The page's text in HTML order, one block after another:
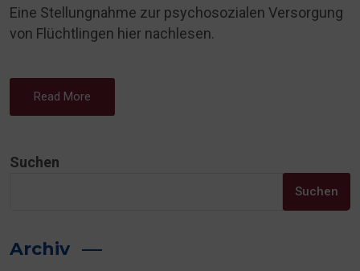
Eine Stellungnahme zur psychosozialen Versorgung
von Flüchtlingen hier nachlesen.
Read More
Suchen
Suchen
Archiv